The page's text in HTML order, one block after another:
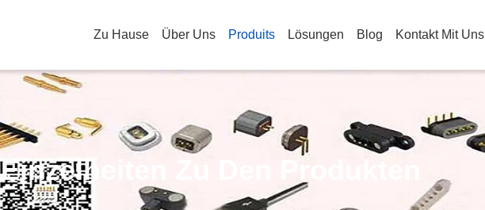
Zu Hause Über Uns Produits Lösungen Blog Kontakt Mit Uns
Einzelheiten Zu Den Produkten